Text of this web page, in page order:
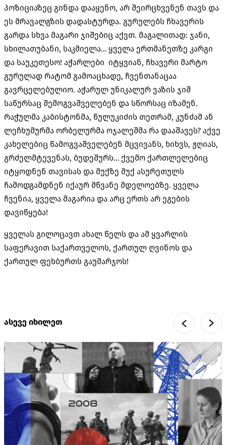
პოზიციაზეც გინდა დააყენო, არ შეირცხვენენ თავს და
ეს მრავალგზის დადასტურდა. გურულებს ჩხავერის
გარდა სხვა მაგარი ჯიშებიც აქვთ. მაგალითად: ჯანი,
სხილათუბანი, საკმიელა… ყველა ერთმანეთზე კარგი
და საუკეთესო! აჭარლები იტყვიან, ჩხავერი მარტო
გურულად რატომ გამოაცხადე, ჩვენთანაცაა
გავრცელებულიო. აჭარულ უნიკალურ ვაზის ჯიშ
საწურსაც შემოგვაშველებენ და სწორსაც იზამენ.
რაჭულმა კაბისტონმა, წულუკიძის თეთრამ, კუნძამ ან
ლეჩხუმურმა ორბელურმა ოჯალეშმა რა დააშავეს? აქვე
კახელებიც წამოგვაშველებენ მცვივანს, ხიხვს, ჟღიას,
გრძელმტევენას, ბუდეშურს… ქვემო ქართლელებიც
იტყოდნენ თავისას და მუქზე მუქ ასურეთულს
ჩამოდგამდნენ იქაურ მწვანე მდელოებზე. ყველა
ჩვენია, ყველა მაგარია და არც ერთს არ ეგების
დავიწყება!
ყველას გილოცავთ ახალ წელს და ამ ყვარლის
საფერავით საქართველოს, ქართულ ღვინოს და
ქართულ ფეხბურთს გაუმარჯოს!
ასევე იხილეთ